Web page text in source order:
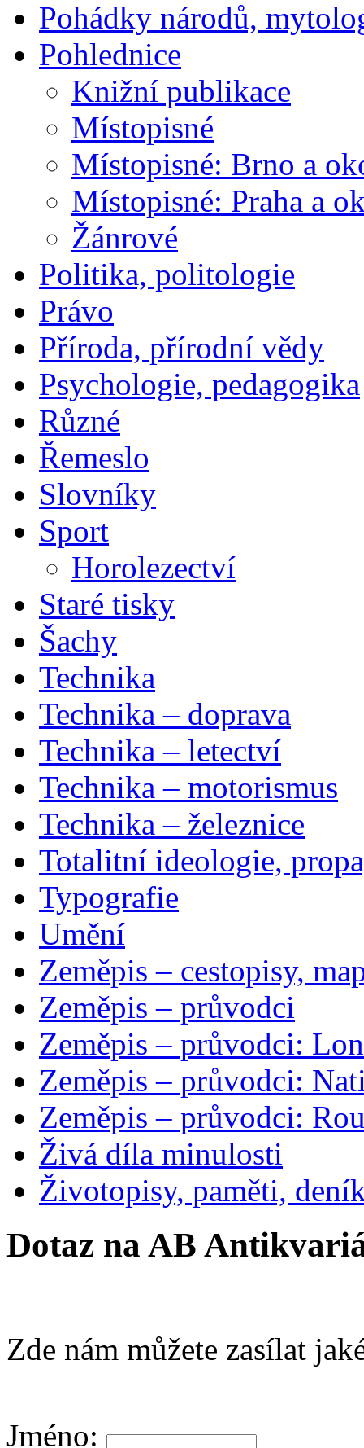
Pohádky národů,
Pohlednice
Knižní publikace
Místopisné
Místopisné: Brno a
Místopisné: Praha a
Žánrové
Politika, politologie
Právo
Příroda, přírodní vědy
Psychologie, pedagogika
Různé
Řemeslo
Slovníky
Sport
Horolezectví
Staré tisky
Šachy
Technika
Technika – doprava
Technika – letectví
Technika – motorismus
Technika – železnice
Totalitní ideologie,
Typografie
Umění
Zeměpis – cestopisy,
Zeměpis – průvodci
Zeměpis – průvodci:
Zeměpis – průvodci:
Zeměpis – průvodci:
Živá díla minulosti
Životopisy, paměti,
Dotaz na AB
Zde nám můžete zasílat
Jméno: